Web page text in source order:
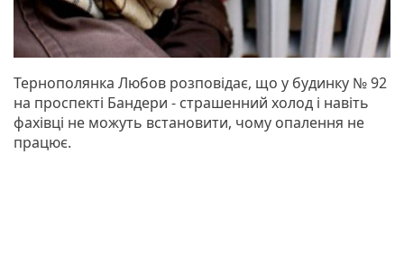
Тернополянка Любов розповідає, що у будинку № 92
на проспекті Бандери - страшенний холод і навіть
фахівці не можуть встановити, чому опалення не
працює.